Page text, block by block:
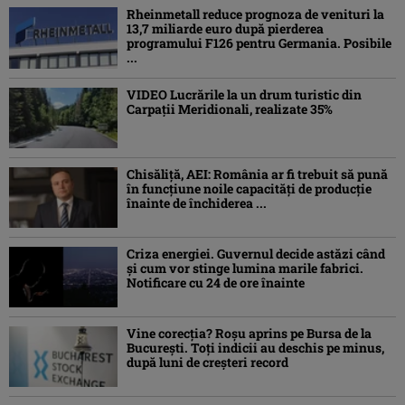
Rheinmetall reduce prognoza de venituri la
13,7 miliarde euro după pierderea
programului F126 pentru Germania. Posibile
...
VIDEO Lucrările la un drum turistic din
Carpații Meridionali, realizate 35%
Chisăliță, AEI: România ar fi trebuit să pună
în funcțiune noile capacități de producție
înainte de închiderea ...
Criza energiei. Guvernul decide astăzi când
și cum vor stinge lumina marile fabrici.
Notificare cu 24 de ore înainte
Vine corecția? Roșu aprins pe Bursa de la
București. Toți indicii au deschis pe minus,
după luni de creșteri record